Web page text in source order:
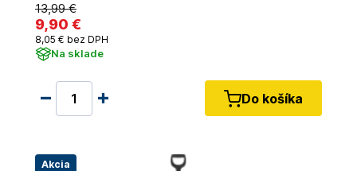
13,99 €
9,90 €
8,05 € bez DPH
Na sklade
Do košíka
Akcia